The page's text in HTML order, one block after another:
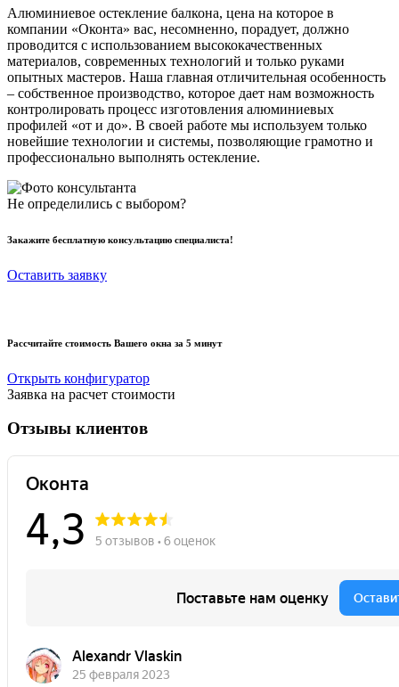
Алюминиевое остекление балкона, цена на которое в
компании «Оконта» вас, несомненно, порадует, должно
проводится с использованием высококачественных
материалов, современных технологий и только руками
опытных мастеров. Наша главная отличительная особенность
– собственное производство, которое дает нам возможность
контролировать процесс изготовления алюминиевых
профилей «от и до». В своей работе мы используем только
новейшие технологии и системы, позволяющие грамотно и
профессионально выполнять остекление.
Не определились с выбором?
Закажите бесплатную консультацию специалиста!
Оставить заявку
Рассчитайте стоимость Вашего окна за 5 минут
Открыть конфигуратор
Заявка на расчет стоимости
Отзывы клиентов